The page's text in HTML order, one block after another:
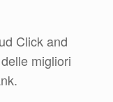
Click and
migliori